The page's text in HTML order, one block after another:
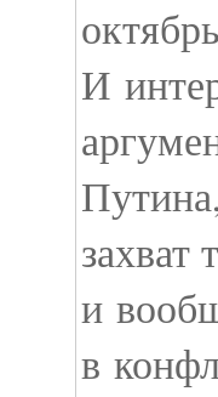
И
и
в